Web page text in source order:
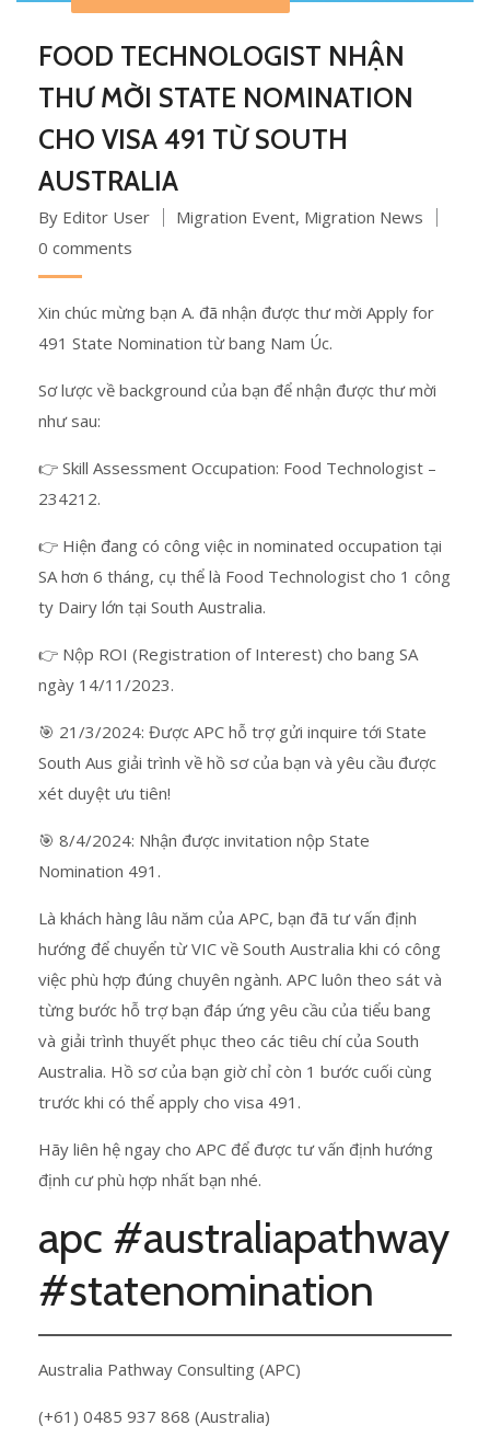
FOOD TECHNOLOGIST NHẬN
THƯ MỜI STATE NOMINATION
CHO VISA 491 TỪ SOUTH
AUSTRALIA
By Editor User Migration Event, Migration News
0 comments
Xin chúc mừng bạn A. đã nhận được thư mời Apply for
491 State Nomination từ bang Nam Úc.
Sơ lược về background của bạn để nhận được thư mời
như sau:
👉 Skill Assessment Occupation: Food Technologist –
234212.
👉 Hiện đang có công việc in nominated occupation tại
SA hơn 6 tháng, cụ thể là Food Technologist cho 1 công
ty Dairy lớn tại South Australia.
👉 Nộp ROI (Registration of Interest) cho bang SA
ngày 14/11/2023.
🎯 21/3/2024: Được APC hỗ trợ gửi inquire tới State
South Aus giải trình về hồ sơ của bạn và yêu cầu được
xét duyệt ưu tiên!
🎯 8/4/2024: Nhận được invitation nộp State
Nomination 491.
Là khách hàng lâu năm của APC, bạn đã tư vấn định
hướng để chuyển từ VIC về South Australia khi có công
việc phù hợp đúng chuyên ngành. APC luôn theo sát và
từng bước hỗ trợ bạn đáp ứng yêu cầu của tiểu bang
và giải trình thuyết phục theo các tiêu chí của South
Australia. Hồ sơ của bạn giờ chỉ còn 1 bước cuối cùng
trước khi có thể apply cho visa 491.
Hãy liên hệ ngay cho APC để được tư vấn định hướng
định cư phù hợp nhất bạn nhé.
apc #australiapathway
#statenomination
Australia Pathway Consulting (APC)
(+61) 0485 937 868 (Australia)